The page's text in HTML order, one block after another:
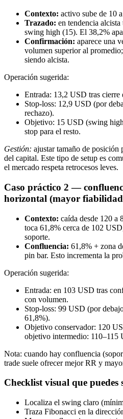
Contexto: activo sube de 10
Trazado: en tendencia
swing high (15). El 38,2%
Confirmación: aparece una
volumen superior al
siendo alcista.
Operación sugerida:
Entrada: 13,2 USD tras cierre
Stop-loss: 12,9 USD (por
rechazo).
Objetivo: 15 USD (swing
stop para el resto.
Gestión: ajustar tamaño de
del capital. Este tipo de setup es
el mercado respeta retrocesos leves.
Caso práctico 2 —
horizontal (mayor
Contexto: caída desde 120 a
toca 61,8% cerca de 102
soporte.
Confluencia: 61,8% + zona
pin bar. Esto incrementa la
Operación sugerida:
Entrada: en 103 USD tras
con volumen.
Stop-loss: 99 USD (por
61,8%).
Objetivo conservador: 120
objetivo intermedio: 110–115
Nota: cuando hay confluencia
trade suele ofrecer mejor RR y
Checklist visual que
Localiza el swing claro
Traza Fibonacci en la